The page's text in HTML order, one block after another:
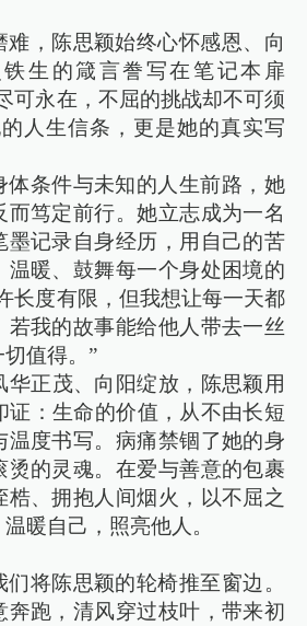
难，陈思颖始终心怀感恩、向
生的箴言誊写在笔记本扉
可永在，不屈的挑战却不可须
人生信条，更是她的真实写
体条件与未知的人生前路，她
而笃定前行。她立志成为一名
墨记录自身经历，用自己的苦
温暖、鼓舞每一个身处困境的
长度有限，但我想让每一天都
若我的故事能给他人带去一丝
值得。”
华正茂、向阳绽放，陈思颖用
证：生命的价值，从不由长短
温度书写。病痛禁锢了她的身
烫的灵魂。在爱与善意的包裹
梏、拥抱人间烟火，以不屈之
暖自己，照亮他人。
将陈思颖的轮椅推至窗边。
奔跑，清风穿过枝叶，带来初